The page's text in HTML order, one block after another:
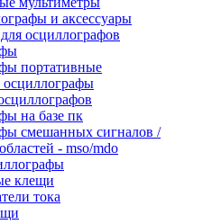
и аксессуары
осциллографов
портативные
на базе пк
смешанных сигналов /
- mso/mdo
клещи
тока